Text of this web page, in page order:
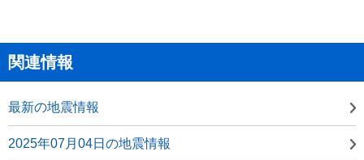
関連情報
最新の地震情報
2025年07月04日の地震情報